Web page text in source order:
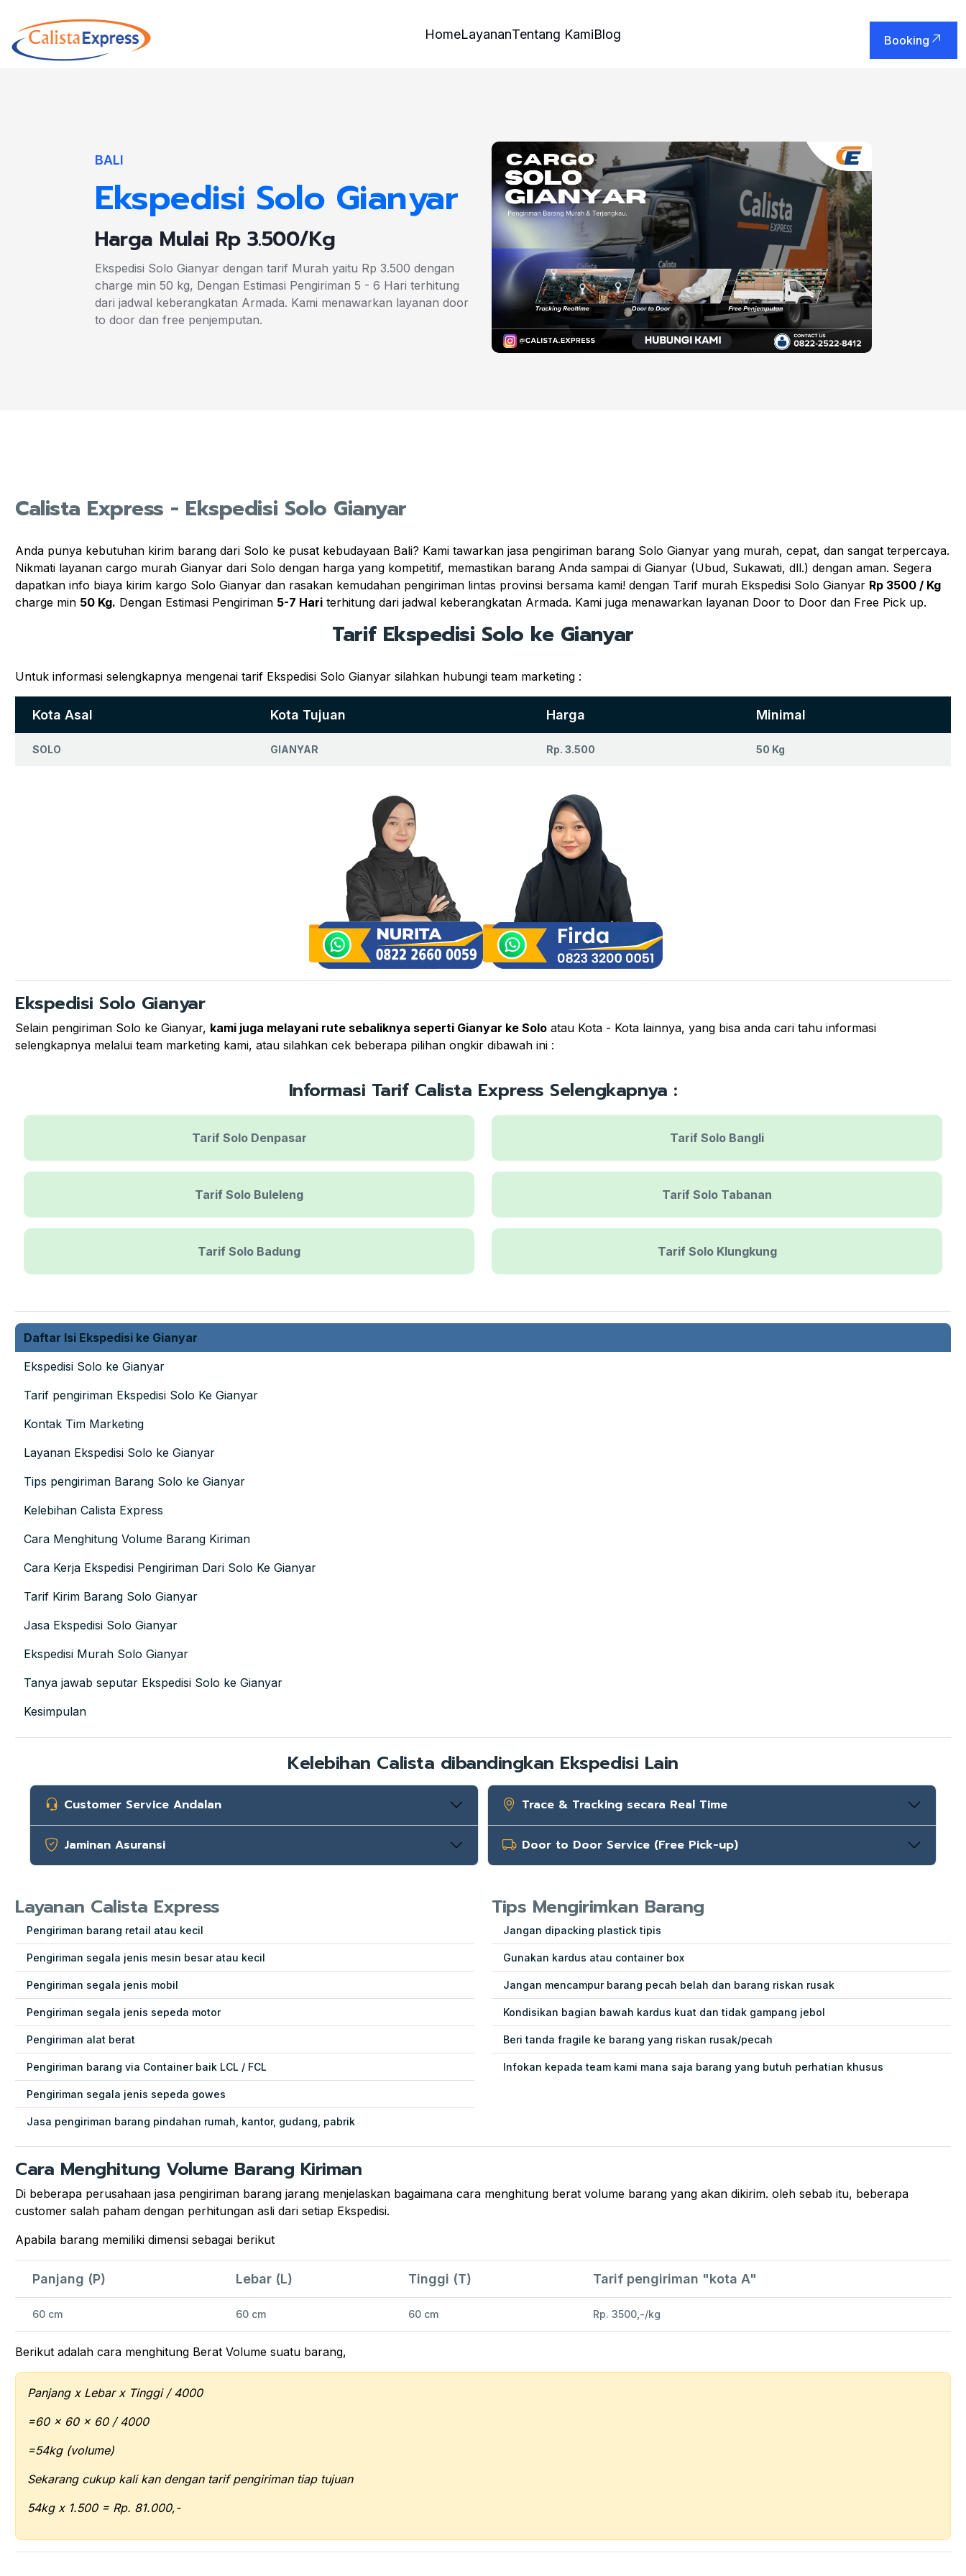
HomeLayananTentang KamiBlog Booking
BALI
Ekspedisi Solo Gianyar
Harga Mulai Rp 3.500/Kg
Ekspedisi Solo Gianyar dengan tarif Murah yaitu Rp 3.500 dengan
charge min 50 kg, Dengan Estimasi Pengiriman 5 - 6 Hari terhitung
dari jadwal keberangkatan Armada. Kami menawarkan layanan door
to door dan free penjemputan.
Calista Express - Ekspedisi Solo Gianyar
Anda punya kebutuhan kirim barang dari Solo ke pusat kebudayaan Bali? Kami tawarkan jasa pengiriman barang Solo Gianyar yang murah, cepat, dan sangat terpercaya.
Nikmati layanan cargo murah Gianyar dari Solo dengan harga yang kompetitif, memastikan barang Anda sampai di Gianyar (Ubud, Sukawati, dll.) dengan aman. Segera
dapatkan info biaya kirim kargo Solo Gianyar dan rasakan kemudahan pengiriman lintas provinsi bersama kami! dengan Tarif murah Ekspedisi Solo Gianyar Rp 3500 / Kg
charge min 50 Kg. Dengan Estimasi Pengiriman 5-7 Hari terhitung dari jadwal keberangkatan Armada. Kami juga menawarkan layanan Door to Door dan Free Pick up.
Tarif Ekspedisi Solo ke Gianyar
Untuk informasi selengkapnya mengenai tarif Ekspedisi Solo Gianyar silahkan hubungi team marketing :
Kota Asal Kota Tujuan Harga Minimal
SOLO GIANYAR Rp. 3.500 50 Kg
Ekspedisi Solo Gianyar
Selain pengiriman Solo ke Gianyar, kami juga melayani rute sebaliknya seperti Gianyar ke Solo atau Kota - Kota lainnya, yang bisa anda cari tahu informasi
selengkapnya melalui team marketing kami, atau silahkan cek beberapa pilihan ongkir dibawah ini :
Informasi Tarif Calista Express Selengkapnya :
Tarif Solo Denpasar
Tarif Solo Buleleng
Tarif Solo Badung
Tarif Solo Bangli
Tarif Solo Tabanan
Tarif Solo Klungkung
Daftar Isi Ekspedisi ke Gianyar
Ekspedisi Solo ke Gianyar
Tarif pengiriman Ekspedisi Solo Ke Gianyar
Kontak Tim Marketing
Layanan Ekspedisi Solo ke Gianyar
Tips pengiriman Barang Solo ke Gianyar
Kelebihan Calista Express
Cara Menghitung Volume Barang Kiriman
Cara Kerja Ekspedisi Pengiriman Dari Solo Ke Gianyar
Tarif Kirim Barang Solo Gianyar
Jasa Ekspedisi Solo Gianyar
Ekspedisi Murah Solo Gianyar
Tanya jawab seputar Ekspedisi Solo ke Gianyar
Kesimpulan
Kelebihan Calista dibandingkan Ekspedisi Lain
Customer Service Andalan
Jaminan Asuransi
Trace & Tracking secara Real Time
Door to Door Service (Free Pick-up)
Layanan Calista Express
Pengiriman barang retail atau kecil
Pengiriman segala jenis mesin besar atau kecil
Pengiriman segala jenis mobil
Pengiriman segala jenis sepeda motor
Pengiriman alat berat
Pengiriman barang via Container baik LCL / FCL
Pengiriman segala jenis sepeda gowes
Jasa pengiriman barang pindahan rumah, kantor, gudang, pabrik
Tips Mengirimkan Barang
Jangan dipacking plastick tipis
Gunakan kardus atau container box
Jangan mencampur barang pecah belah dan barang riskan rusak
Kondisikan bagian bawah kardus kuat dan tidak gampang jebol
Beri tanda fragile ke barang yang riskan rusak/pecah
Infokan kepada team kami mana saja barang yang butuh perhatian khusus
Cara Menghitung Volume Barang Kiriman
Di beberapa perusahaan jasa pengiriman barang jarang menjelaskan bagaimana cara menghitung berat volume barang yang akan dikirim. oleh sebab itu, beberapa
customer salah paham dengan perhitungan asli dari setiap Ekspedisi.
Apabila barang memiliki dimensi sebagai berikut
Panjang (P) Lebar (L) Tinggi (T) Tarif pengiriman "kota A"
60 cm 60 cm 60 cm Rp. 3500,-/kg
Berikut adalah cara menghitung Berat Volume suatu barang,
Panjang x Lebar x Tinggi / 4000
=60 x 60 x 60 / 4000
=54kg (volume)
Sekarang cukup kali kan dengan tarif pengiriman tiap tujuan
54kg x 1.500 = Rp. 81.000,-